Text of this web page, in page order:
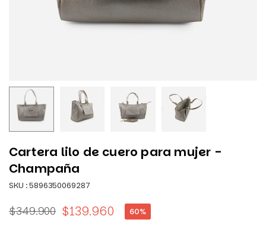
Cartera lilo de cuero para mujer -
Champaña
SKU :5896350069287
Precio
$349.900 $139.960 60%